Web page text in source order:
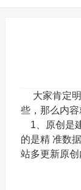
大家肯定明
些，那么内
1、原创是
的是精 准数
站多更新原